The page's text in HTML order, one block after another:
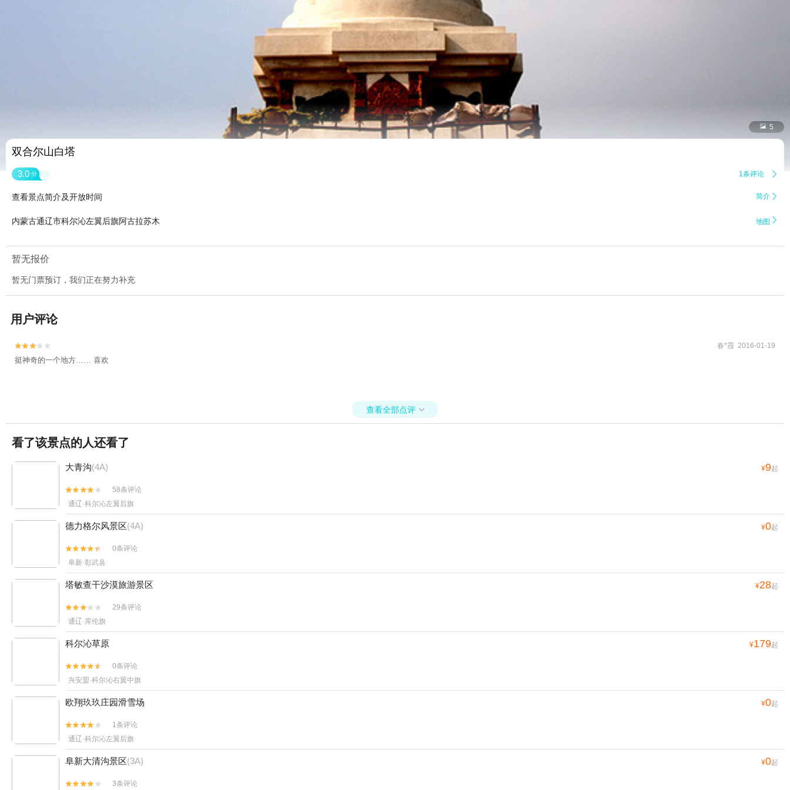
 5
双合尔山白塔
3.0 分 1条评论 
查看景点简介及开放时间 简介 
内蒙古通辽市科尔沁左翼后旗阿古拉苏木 地图 
暂无报价
暂无门票预订，我们正在努力补充
用户评论

 春*霞 2016-01-19
挺神奇的一个地方…… 喜欢
查看全部点评 
看了该景点的人还看了
大青沟(4A) ¥9起


58条评论
通辽·科尔沁左翼后旗
德力格尔风景区(4A) ¥0起


0条评论
阜新·彰武县
塔敏查干沙漠旅游景区 ¥28起


29条评论
通辽·库伦旗
科尔沁草原 ¥179起


0条评论
兴安盟·科尔沁右翼中旗
欧翔玖玖庄园滑雪场 ¥0起


1条评论
通辽·科尔沁左翼后旗
阜新大清沟景区(3A) ¥0起

 3条评论